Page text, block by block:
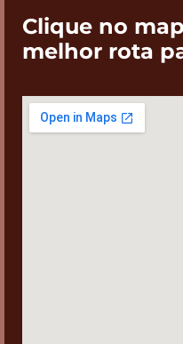
Clique no
melhor rota